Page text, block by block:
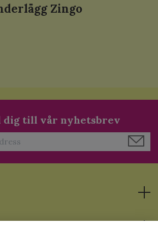
Zingo
dig till vår nyhetsbrev